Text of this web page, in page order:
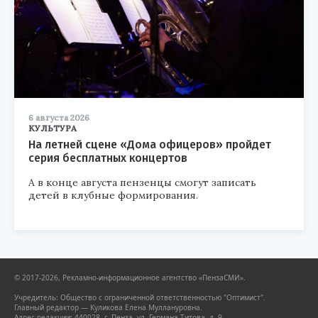
6 августа 2026
КУЛЬТУРА
На летней сцене «Дома офицеров» пройдет
серия бесплатных концертов
А в конце августа пензенцы смогут записать
детей в клубные формирования.
© 2017-2026, Рекламно-информационное агентство «ПензаСМИ».
Учредитель: Общество с ограниченной ответственностью "Оптимист".
Главный редактор — Куликова Елена Муллануровна.